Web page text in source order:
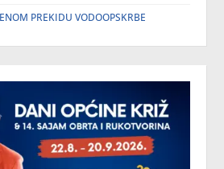
PREKIDU VODOOPSKRBE